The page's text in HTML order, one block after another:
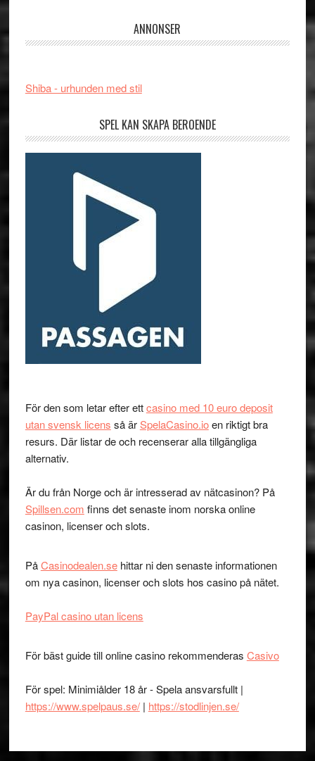
ANNONSER
Shiba - urhunden med stil
SPEL KAN SKAPA BEROENDE
För den som letar efter ettcasino med 10 euro deposit
utan svensk licens så ärSpelaCasino.ioen riktigt bra
resurs. Där listar de och recenserar alla tillgängliga
alternativ.
Är du från Norge och är intresserad av nätcasinon? På
Spillsen.com finns det senaste inom norska online
casinon, licenser och slots.
PåCasinodealen.sehittar ni den senaste informationen
om nya casinon, licenser och slots hos casino på nätet.
PayPal casino utan licens
För bäst guide till online casino rekommenderas Casivo
För spel: Minimiålder 18 år - Spela ansvarsfullt |
https://www.spelpaus.se/| https://stodlinjen.se/